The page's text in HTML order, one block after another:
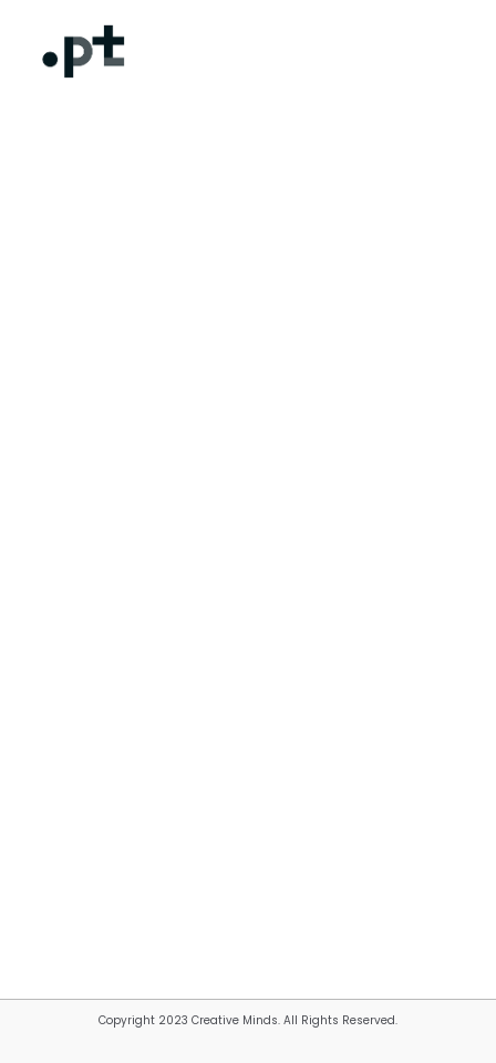
Copyright 2023 Creative Minds. All Rights Reserved.